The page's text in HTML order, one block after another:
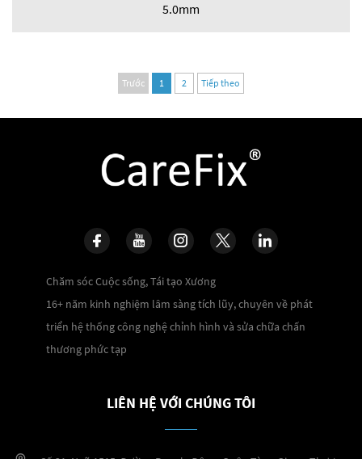
5.0mm
Trước 1 2 Tiếp theo
Chăm sóc Cuộc sống, Tái tạo Xương
16+ năm kinh nghiệm lâm sàng tích lũy, chuyên về phát
triển hệ thống công nghệ chỉnh hình và sửa chữa chấn
thương phức tạp
LIÊN HỆ VỚI CHÚNG TÔI